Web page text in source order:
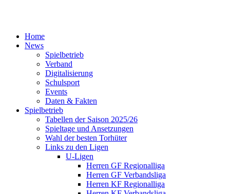
Home
News
Spielbetrieb
Verband
Digitalisierung
Schulsport
Events
Daten & Fakten
Spielbetrieb
Tabellen der Saison 2025/26
Spieltage und Ansetzungen
Wahl der besten Torhüter
Links zu den Ligen
U-Ligen
Herren GF Regionalliga
Herren GF Verbandsliga
Herren KF Regionalliga